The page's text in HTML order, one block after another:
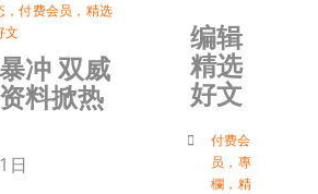
，付费会员 ， 精选
文
冲 双威
料掀热
日
编辑
精选
好文
付费会
员 ， 專
欄 ， 精